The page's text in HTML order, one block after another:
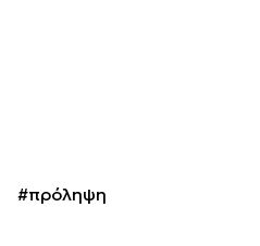
#πρόληψη